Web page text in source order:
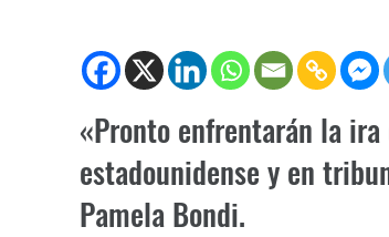
«Pronto enfrentarán la
estadounidense y en
Pamela Bondi.